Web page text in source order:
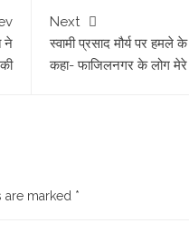
ने
Next
स्वामी प्रसाद मौर्य पर हमले
कहा- फाजिलनगर के लोग मेरे
are marked *